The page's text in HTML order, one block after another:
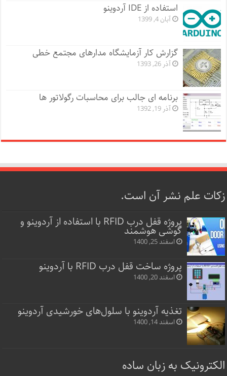
استفاده از IDE آردوینو
آبان 4, 1399
گزارش کار آزمایشگاه مدارهای مجتمع خطی
آذر 26, 1393
برنامه ای جالب برای محاسبات رگولاتور ها
آذر 19, 1392
زکات علم نشر آن است.
پروژه قفل‌ درب RFID با استفاده از آردوینو و
گوشی هوشمند
اسفند 25, 1400
پروژه ساخت قفل‌ درب RFID با آردوینو
اسفند 20, 1400
تغذیه آردوینو با سلول‌های خورشیدی آردوینو
اسفند 14, 1400
الکترونیک به زبان ساده